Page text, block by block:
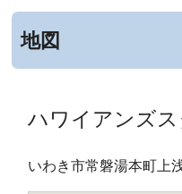
地図
ハワイアンズ
いわき市常磐湯本町上